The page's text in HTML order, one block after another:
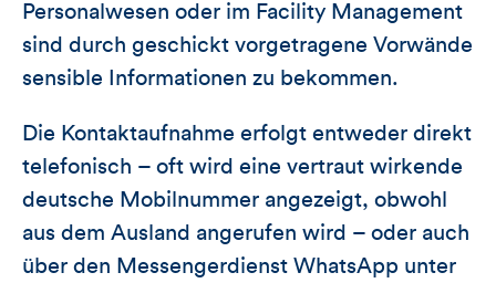
Personalwesen oder im Facility Management
sind durch geschickt vorgetragene Vorwände
sensible Informationen zu bekommen.
Die Kontaktaufnahme erfolgt entweder direkt
telefonisch – oft wird eine vertraut wirkende
deutsche Mobilnummer angezeigt, obwohl
aus dem Ausland angerufen wird – oder auch
über den Messengerdienst WhatsApp unter